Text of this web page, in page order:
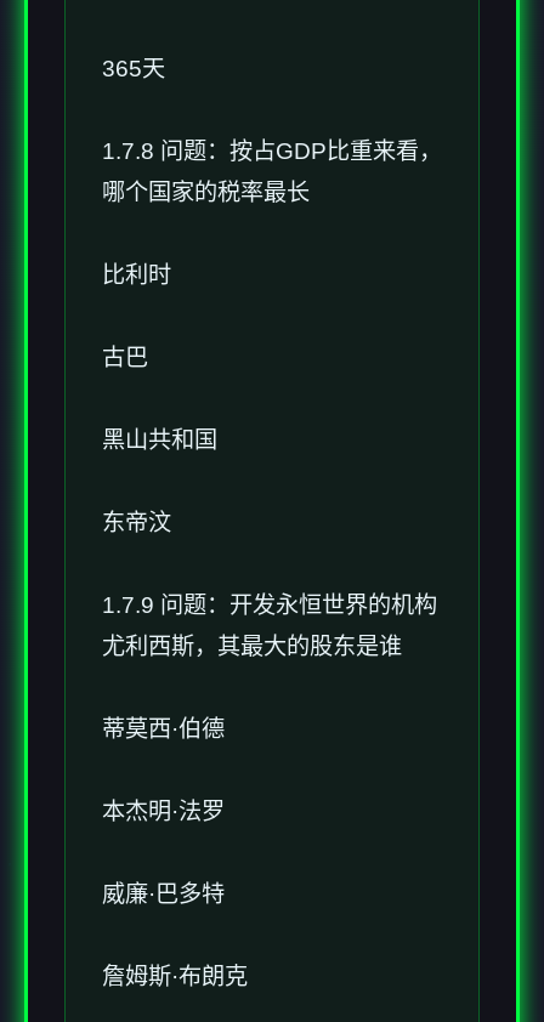
365天
1.7.8 问题：按占GDP比重来看，
哪个国家的税率最长
比利时
古巴
黑山共和国
东帝汶
1.7.9 问题：开发永恒世界的机构
尤利西斯，其最大的股东是谁
蒂莫西·伯德
本杰明·法罗
威廉·巴多特
詹姆斯·布朗克